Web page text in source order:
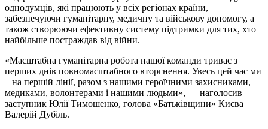
однодумців, які працюють у всіх регіонах країни,
забезпечуючи гуманітарну, медичну та військову допомогу, а
також створюючи ефективну систему підтримки для тих, хто
найбільше постраждав від війни.
«Масштабна гуманітарна робота нашої команди триває з
перших днів повномасштабного вторгнення. Увесь цей час ми
– на першій лінії, разом з нашими героїчними захисниками,
медиками, волонтерами і нашими людьми», — наголосив
заступник Юлії Тимошенко, голова «Батьківщини» Києва
Валерій Дубіль.